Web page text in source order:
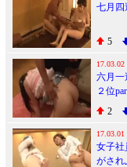
七月四
5
17.03.02
六月一
２位
2
17.03.01
女子社
がさ